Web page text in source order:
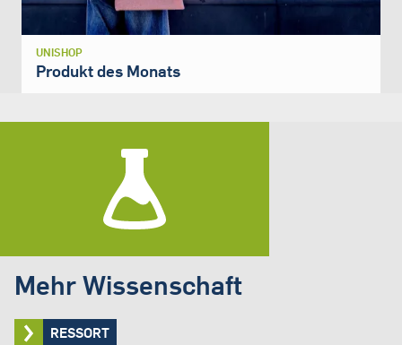
UNISHOP
Produkt des Monats
Mehr Wissenschaft
RESSORT